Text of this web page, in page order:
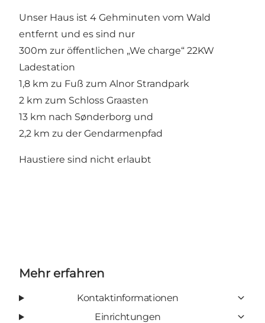
Unser Haus ist 4 Gehminuten vom Wald
entfernt und es sind nur
300m zur öffentlichen „We charge“ 22KW
Ladestation
1,8 km zu Fuß zum Alnor Strandpark
2 km zum Schloss Graasten
13 km nach Sønderborg und
2,2 km zu der Gendarmenpfad
Haustiere sind nicht erlaubt
Mehr erfahren
Kontaktinformationen
Einrichtungen